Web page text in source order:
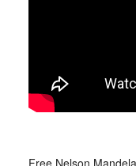
Free Nelson Mandela